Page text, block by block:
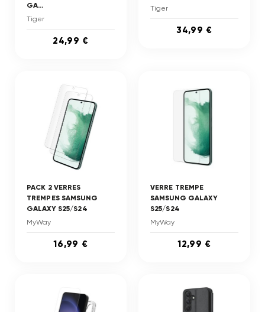
GA...
Tiger
24,99 €
Tiger
34,99 €
PACK 2 VERRES
TREMPES SAMSUNG
GALAXY S25/S24
MyWay
16,99 €
VERRE TREMPE
SAMSUNG GALAXY
S25/S24
MyWay
12,99 €